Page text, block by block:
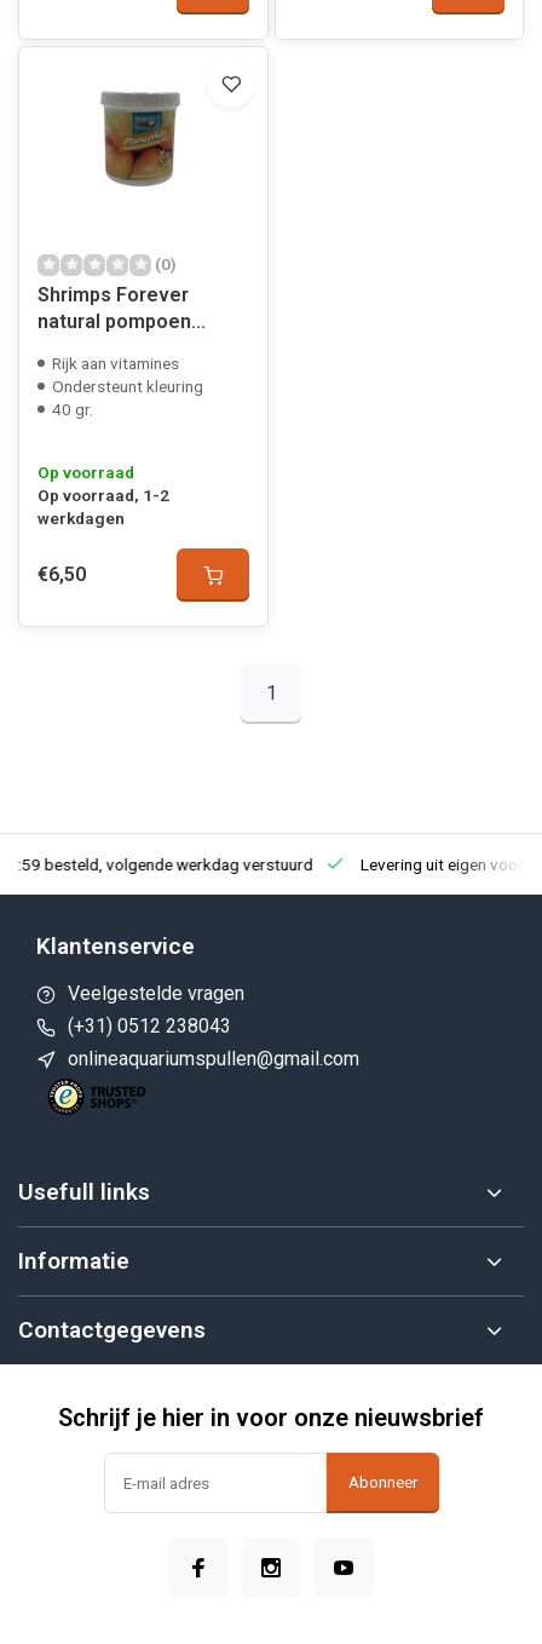
(0)
Shrimps Forever
natural pompoen
Rijk aan vitamines
Ondersteunt kleuring
40 gr.
Op voorraad
Op voorraad, 1-2
werkdagen
€6,50
1
besteld, volgende werkdag verstuurd Levering uit eigen
Klantenservice
Veelgestelde vragen
(+31) 0512 238043
onlineaquariumspullen@gmail.com
Usefull links
Informatie
Contactgegevens
Schrijf je hier in voor onze nieuwsbrief
Abonneer